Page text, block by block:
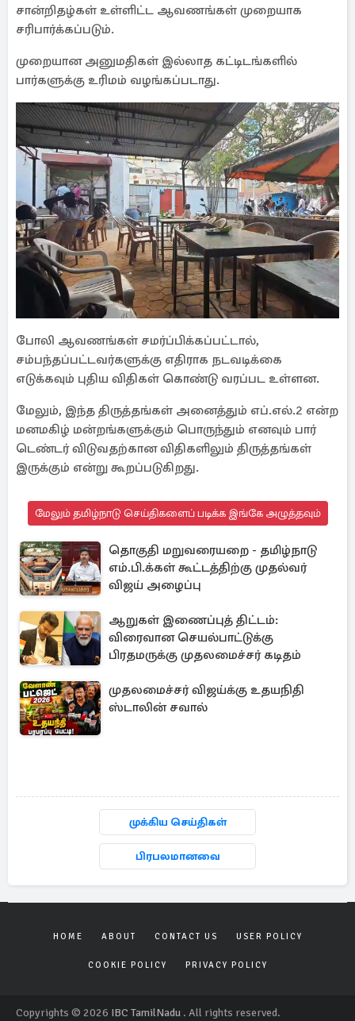
சான்றிதழ்கள் உள்ளிட்ட ஆவணங்கள் முறையாக
சரிபார்க்கப்படும்.
முறையான அனுமதிகள் இல்லாத கட்டிடங்களில்
பார்களுக்கு உரிமம் வழங்கப்படாது.
போலி ஆவணங்கள் சமர்ப்பிக்கப்பட்டால்,
சம்பந்தப்பட்டவர்களுக்கு எதிராக நடவடிக்கை
எடுக்கவும் புதிய விதிகள் கொண்டு வரப்பட உள்ளன.
மேலும், இந்த திருத்தங்கள் அனைத்தும் எப்.எல்.2 என்ற
மனமகிழ் மன்றங்களுக்கும் பொருந்தும் எனவும் பார்
டெண்டர் விடுவதற்கான விதிகளிலும் திருத்தங்கள்
இருக்கும் என்று கூறப்படுகிறது.
மேலும் தமிழ்நாடு செய்திகளைப் படிக்க இங்கே அழுத்தவும்
தொகுதி மறுவரையறை - தமிழ்நாடு
எம்.பி.க்கள் கூட்டத்திற்கு முதல்வர்
விஜய் அழைப்பு
ஆறுகள் இணைப்புத் திட்டம்:
விரைவான செயல்பாட்டுக்கு
பிரதமருக்கு முதலமைச்சர் கடிதம்
முதலமைச்சர் விஜய்க்கு உதயநிதி
ஸ்டாலின் சவால்
முக்கிய செய்திகள்
பிரபலமானவை
HOME ABOUT CONTACT US USER POLICY
COOKIE POLICY PRIVACY POLICY
Copyrights © 2026 IBC TamilNadu . All rights reserved.